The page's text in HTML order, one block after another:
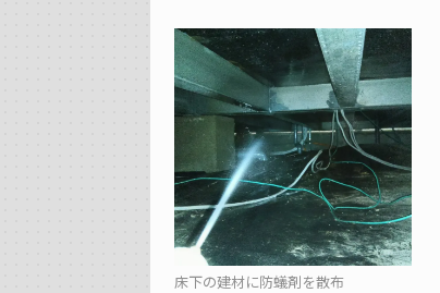
床下の建材に防蟻剤を散布